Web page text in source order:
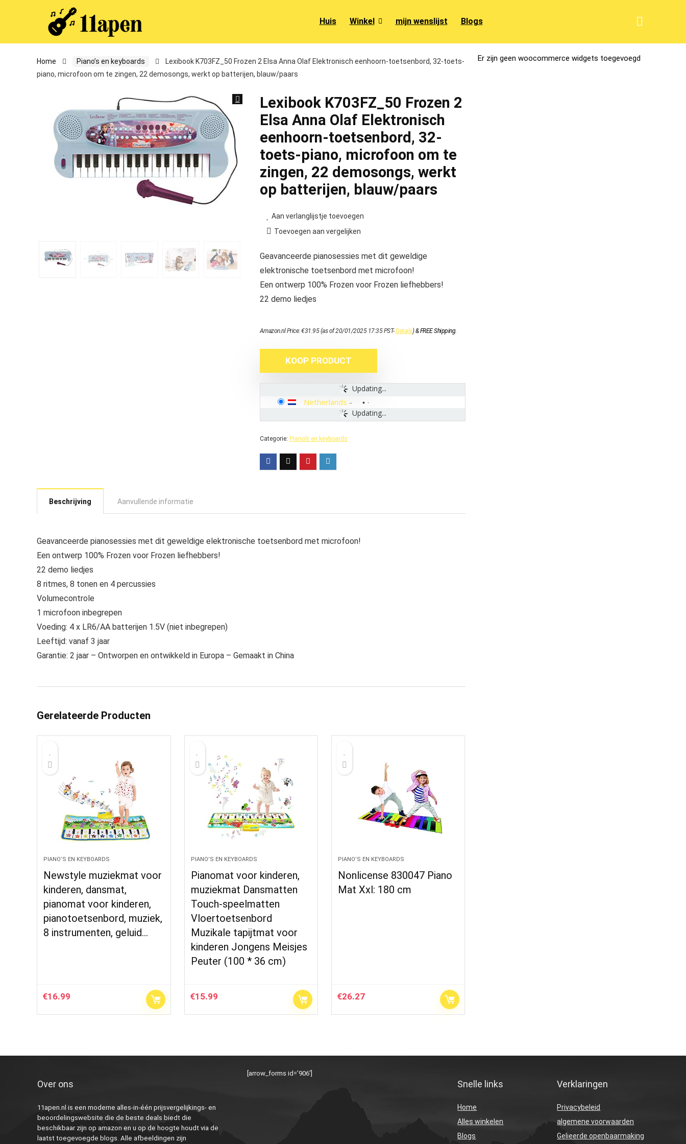
Huis Winkel mijn wenslijst Blogs
Home Piano’s en keyboards
Lexibook K703FZ_50 Frozen 2 Elsa Anna Olaf Elektronisch eenhoorn-toetsenbord, 32-toets-
piano, microfoon om te zingen, 22 demosongs, werkt op batterijen, blauw/paars
Lexibook K703FZ_50 Frozen 2
Elsa Anna Olaf Elektronisch
eenhoorn-toetsenbord, 32-
toets-piano, microfoon om te
zingen, 22 demosongs, werkt
op batterijen, blauw/paars
Aan verlanglijstje toevoegen
Toevoegen aan vergelijken
Geavanceerde pianosessies met dit geweldige
elektronische toetsenbord met microfoon!
Een ontwerp 100% Frozen voor Frozen liefhebbers!
22 demo liedjes
Amazon.nl Price:€31.95(as of 20/01/2025 17:35 PST-Details)&FREE Shipping.
KOOP PRODUCT
Updating...
Updating...
Netherlands -
Categorie: Piano’s en keyboards
Beschrijving Aanvullende informatie
Geavanceerde pianosessies met dit geweldige elektronische toetsenbord met microfoon!
Een ontwerp 100% Frozen voor Frozen liefhebbers!
22 demo liedjes
8 ritmes, 8 tonen en 4 percussies
Volumecontrole
1 microfoon inbegrepen
Voeding: 4 x LR6/AA batterijen 1.5V (niet inbegrepen)
Leeftijd: vanaf 3 jaar
Garantie: 2 jaar – Ontworpen en ontwikkeld in Europa – Gemaakt in China
Gerelateerde Producten
PIANO’S EN KEYBOARDS
Newstyle muziekmat voor
kinderen, dansmat,
pianomat voor kinderen,
pianotoetsenbord, muziek,
8 instrumenten, geluid…
€16.99
PIANO’S EN KEYBOARDS
Pianomat voor kinderen,
muziekmat Dansmatten
Touch-speelmatten
Vloertoetsenbord
Muzikale tapijtmat voor
kinderen Jongens Meisjes
Peuter (100 * 36 cm)
€15.99
PIANO’S EN KEYBOARDS
Nonlicense 830047 Piano
Mat Xxl: 180 cm
€26.27
Er zijn geen woocommerce widgets toegevoegd
Over ons
11apen.nl is een moderne alles-in-één prijsvergelijkings- en
beoordelingswebsite die de beste deals biedt die
beschikbaar zijn op amazon en u op de hoogte houdt via de
laatst toegevoegde blogs. Alle afbeeldingen zijn
[arrow_forms id=’906′]
Snelle links
Home
Alles winkelen
Blogs
Verklaringen
Privacybeleid
algemene voorwaarden
Gelieerde openbaarmaking